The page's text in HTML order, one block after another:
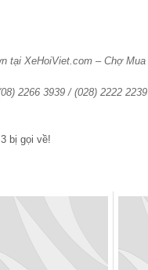
tại XeHoiViet.com – Chợ
2266 3939 / (028) 2222 2239